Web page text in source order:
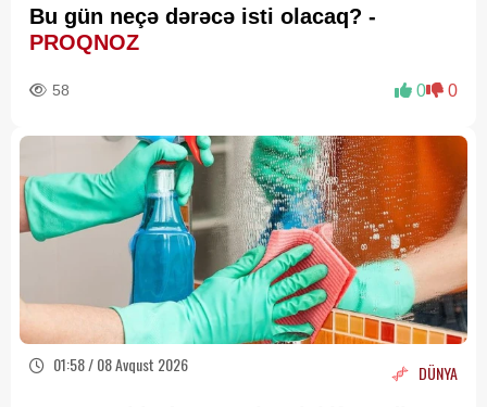
Bu gün neçə dərəcə isti olacaq? -
PROQNOZ
58 0 0
01:58 / 08 Avqust 2026 DÜNYA